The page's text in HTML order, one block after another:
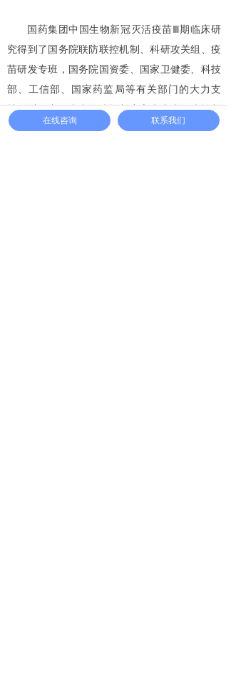
国药集团中国生物新冠灭活疫苗Ⅲ期临床研
究得到了国务院联防联控机制、科研攻关组、疫
苗研发专班，国务院国资委、国家卫健委、科技
部、工信部、国家药监局等有关部门的大力支
持，以及中国疾病预防控制中心病毒病预防控制
所、中国科学院武汉病毒所等单位的密切合作。
在线咨询 联系我们